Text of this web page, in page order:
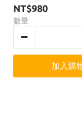
NT$980
數量
加入購